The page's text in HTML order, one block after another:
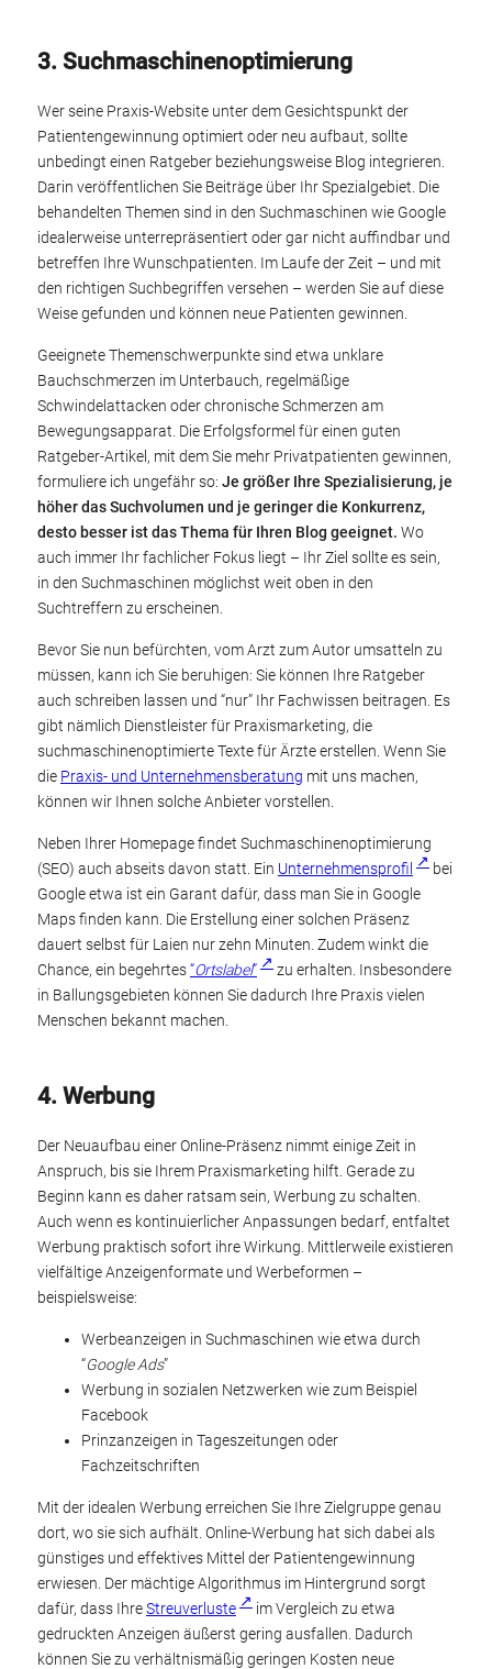
3. Suchmaschinenoptimierung
Wer seine Praxis-Website unter dem Gesichtspunkt der
Patientengewinnung optimiert oder neu aufbaut, sollte
unbedingt einen Ratgeber beziehungsweise Blog integrieren.
Darin veröffentlichen Sie Beiträge über Ihr Spezialgebiet. Die
behandelten Themen sind in den Suchmaschinen wie Google
idealerweise unterrepräsentiert oder gar nicht auffindbar und
betreffen Ihre Wunschpatienten. Im Laufe der Zeit – und mit
den richtigen Suchbegriffen versehen – werden Sie auf diese
Weise gefunden und können neue Patienten gewinnen.
Geeignete Themenschwerpunkte sind etwa unklare
Bauchschmerzen im Unterbauch, regelmäßige
Schwindelattacken oder chronische Schmerzen am
Bewegungsapparat. Die Erfolgsformel für einen guten
Ratgeber-Artikel, mit dem Sie mehr Privatpatienten gewinnen,
formuliere ich ungefähr so: Je größer Ihre Spezialisierung, je
höher das Suchvolumen und je geringer die Konkurrenz,
desto besser ist das Thema für Ihren Blog geeignet. Wo
auch immer Ihr fachlicher Fokus liegt – Ihr Ziel sollte es sein,
in den Suchmaschinen möglichst weit oben in den
Suchtreffern zu erscheinen.
Bevor Sie nun befürchten, vom Arzt zum Autor umsatteln zu
müssen, kann ich Sie beruhigen: Sie können Ihre Ratgeber
auch schreiben lassen und “nur” Ihr Fachwissen beitragen. Es
gibt nämlich Dienstleister für Praxismarketing, die
suchmaschinenoptimierte Texte für Ärzte erstellen. Wenn Sie
die Praxis- und Unternehmensberatung mit uns machen,
können wir Ihnen solche Anbieter vorstellen.
Neben Ihrer Homepage findet Suchmaschinenoptimierung
(SEO) auch abseits davon statt. Ein Unternehmensprofil
bei
Google etwa ist ein Garant dafür, dass man Sie in Google
Maps finden kann. Die Erstellung einer solchen Präsenz
dauert selbst für Laien nur zehn Minuten. Zudem winkt die
Chance, ein begehrtes“Ortslabel”
zu erhalten. Insbesondere
in Ballungsgebieten können Sie dadurch Ihre Praxis vielen
Menschen bekannt machen.
4. Werbung
Der Neuaufbau einer Online-Präsenz nimmt einige Zeit in
Anspruch, bis sie Ihrem Praxismarketing hilft. Gerade zu
Beginn kann es daher ratsam sein, Werbung zu schalten.
Auch wenn es kontinuierlicher Anpassungen bedarf, entfaltet
Werbung praktisch sofort ihre Wirkung. Mittlerweile existieren
vielfältige Anzeigenformate und Werbeformen –
beispielsweise:
Werbeanzeigen in Suchmaschinen wie etwa durch
“Google Ads”
Werbung in sozialen Netzwerken wie zum Beispiel
Facebook
Prinzanzeigen in Tageszeitungen oder
Fachzeitschriften
Mit der idealen Werbung erreichen Sie Ihre Zielgruppe genau
dort, wo sie sich aufhält. Online-Werbung hat sich dabei als
günstiges und effektives Mittel der Patientengewinnung
erwiesen. Der mächtige Algorithmus im Hintergrund sorgt
dafür, dass IhreStreuverluste
im Vergleich zu etwa
gedruckten Anzeigen äußerst gering ausfallen. Dadurch
können Sie zu verhältnismäßig geringen Kosten neue